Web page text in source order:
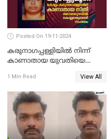
Posted On 19-11-2024
കരുനാഗപ്പള്ളിയില്‍ നിന്ന്
കാണാതായ യുവതിയെ
സംശയം
1 Min Read View All